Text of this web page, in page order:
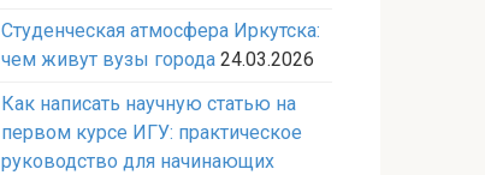
Студенческая атмосфера Иркутска:
чем живут вузы города 24.03.2026
Как написать научную статью на
первом курсе ИГУ: практическое
руководство для начинающих